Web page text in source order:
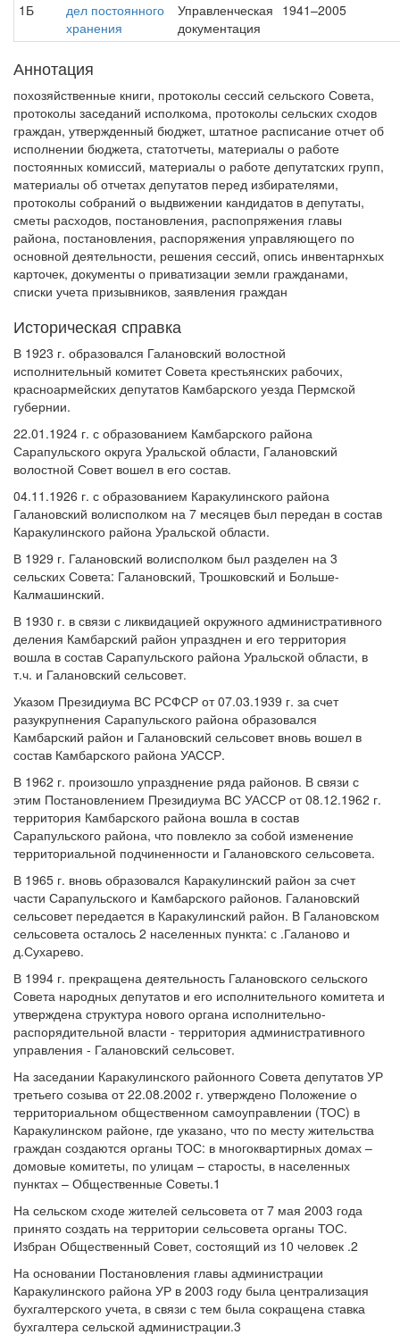
1Б
дел постоянного
хранения
Управленческая
документация
1941–2005
Аннотация
похозяйственные книги, протоколы сессий сельского Совета,
протоколы заседаний исполкома, протоколы сельских сходов
граждан, утвержденный бюджет, штатное расписание отчет об
исполнении бюджета, статотчеты, материалы о работе
постоянных комиссий, материалы о работе депутатских групп,
материалы об отчетах депутатов перед избирателями,
протоколы собраний о выдвижении кандидатов в депутаты,
сметы расходов, постановления, распопряжения главы
района, постановления, распоряжения управляющего по
основной деятельности, решения сессий, опись инвентарнхых
карточек, документы о приватизации земли гражданами,
списки учета призывников, заявления граждан
Историческая справка
В 1923 г. образовался Галановский волостной
исполнительный комитет Совета крестьянских рабочих,
красноармейских депутатов Камбарского уезда Пермской
губернии.
22.01.1924 г. с образованием Камбарского района
Сарапульского округа Уральской области, Галановский
волостной Совет вошел в его состав.
04.11.1926 г. с образованием Каракулинского района
Галановский волисполком на 7 месяцев был передан в состав
Каракулинского района Уральской области.
В 1929 г. Галановский волисполком был разделен на 3
сельских Совета: Галановский, Трошковский и Больше-
Калмашинский.
В 1930 г. в связи с ликвидацией окружного административного
деления Камбарский район упразднен и его территория
вошла в состав Сарапульского района Уральской области, в
т.ч. и Галановский сельсовет.
Указом Президиума ВС РСФСР от 07.03.1939 г. за счет
разукрупнения Сарапульского района образовался
Камбарский район и Галановский сельсовет вновь вошел в
состав Камбарского района УАССР.
В 1962 г. произошло упразднение ряда районов. В связи с
этим Постановлением Президиума ВС УАССР от 08.12.1962 г.
территория Камбарского района вошла в состав
Сарапульского района, что повлекло за собой изменение
территориальной подчиненности и Галановского сельсовета.
В 1965 г. вновь образовался Каракулинский район за счет
части Сарапульского и Камбарского районов. Галановский
сельсовет передается в Каракулинский район. В Галановском
сельсовета осталось 2 населенных пункта: с .Галаново и
д.Сухарево.
В 1994 г. прекращена деятельность Галановского сельского
Совета народных депутатов и его исполнительного комитета и
утверждена структура нового органа исполнительно-
распорядительной власти - территория административного
управления - Галановский сельсовет.
На заседании Каракулинского районного Совета депутатов УР
третьего созыва от 22.08.2002 г. утверждено Положение о
территориальном общественном самоуправлении (ТОС) в
Каракулинском районе, где указано, что по месту жительства
граждан создаются органы ТОС: в многоквартирных домах –
домовые комитеты, по улицам – старосты, в населенных
пунктах – Общественные Советы.1
На сельском сходе жителей сельсовета от 7 мая 2003 года
принято создать на территории сельсовета органы ТОС.
Избран Общественный Совет, состоящий из 10 человек .2
На основании Постановления главы администрации
Каракулинского района УР в 2003 году была централизация
бухгалтерского учета, в связи с тем была сокращена ставка
бухгалтера сельской администрации.3